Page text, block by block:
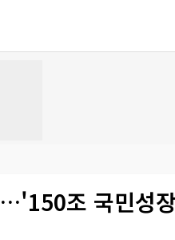
…'150조 국민성